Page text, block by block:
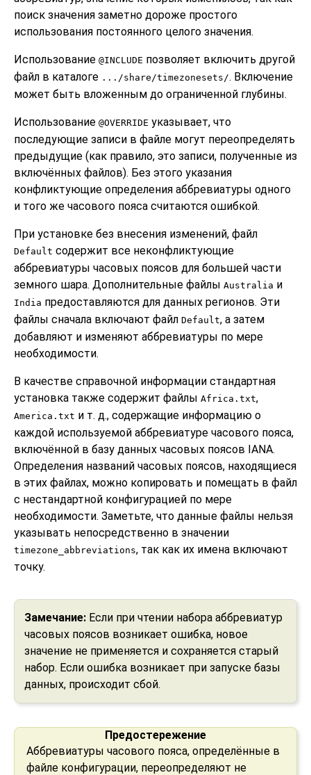
поиск значения заметно дороже простого
использования постоянного целого значения.
Использование @INCLUDE позволяет включить другой
файл в каталоге .../share/timezonesets/. Включение
может быть вложенным до ограниченной глубины.
Использование @OVERRIDE указывает, что
последующие записи в файле могут переопределять
предыдущие (как правило, это записи, полученные из
включённых файлов). Без этого указания
конфликтующие определения аббревиатуры одного
и того же часового пояса считаются ошибкой.
При установке без внесения изменений, файл
Default содержит все неконфликтующие
аббревиатуры часовых поясов для большей части
земного шара. Дополнительные файлы Australia и
India предоставляются для данных регионов. Эти
файлы сначала включают файл Default, а затем
добавляют и изменяют аббревиатуры по мере
необходимости.
В качестве справочной информации стандартная
установка также содержит файлы Africa.txt,
America.txt и т. д., содержащие информацию о
каждой используемой аббревиатуре часового пояса,
включённой в базу данных часовых поясов IANA.
Определения названий часовых поясов, находящиеся
в этих файлах, можно копировать и помещать в файл
с нестандартной конфигурацией по мере
необходимости. Заметьте, что данные файлы нельзя
указывать непосредственно в значении
timezone_abbreviations, так как их имена включают
точку.
Замечание: Если при чтении набора аббревиатур
часовых поясов возникает ошибка, новое
значение не применяется и сохраняется старый
набор. Если ошибка возникает при запуске базы
данных, происходит сбой.
Предостережение
Аббревиатуры часового пояса, определённые в
файле конфигурации, переопределяют не